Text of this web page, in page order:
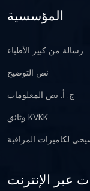
المؤسسية
رسالة من كبير الأطباء
نص التوضيح
ج. أ. نص المعلومات
وثائق KVKK
لكاميرات المراقبة
عبر الإنترنت